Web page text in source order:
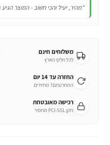
"מהיר, יעיל והכי חשוב - המוצר
משלוחים חינם
לכל חלקי הארץ
החזרה עד 14 יום
התחרטתם? מחזירים
רכישה מאובטחת
תקן PCI-SSL מחמיר